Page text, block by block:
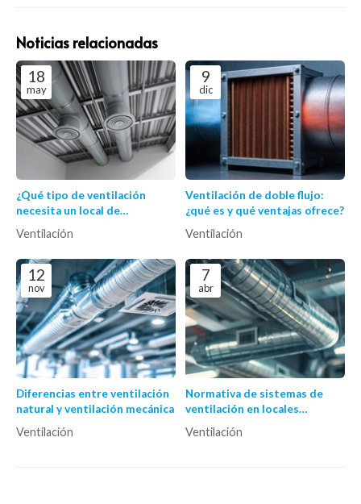
Noticias relacionadas
18
may
¿Qué tipo de ventilación
necesita un local de
Ventilación
9
dic
Ventilación de doble flujo:
¿qué es y qué ventajas ofrece?
Ventilación
12
nov
Diferencias entre ventilación
natural y ventilación mecánica
Ventilación
7
abr
Normativa de sistemas de
ventilación en locales
Ventilación